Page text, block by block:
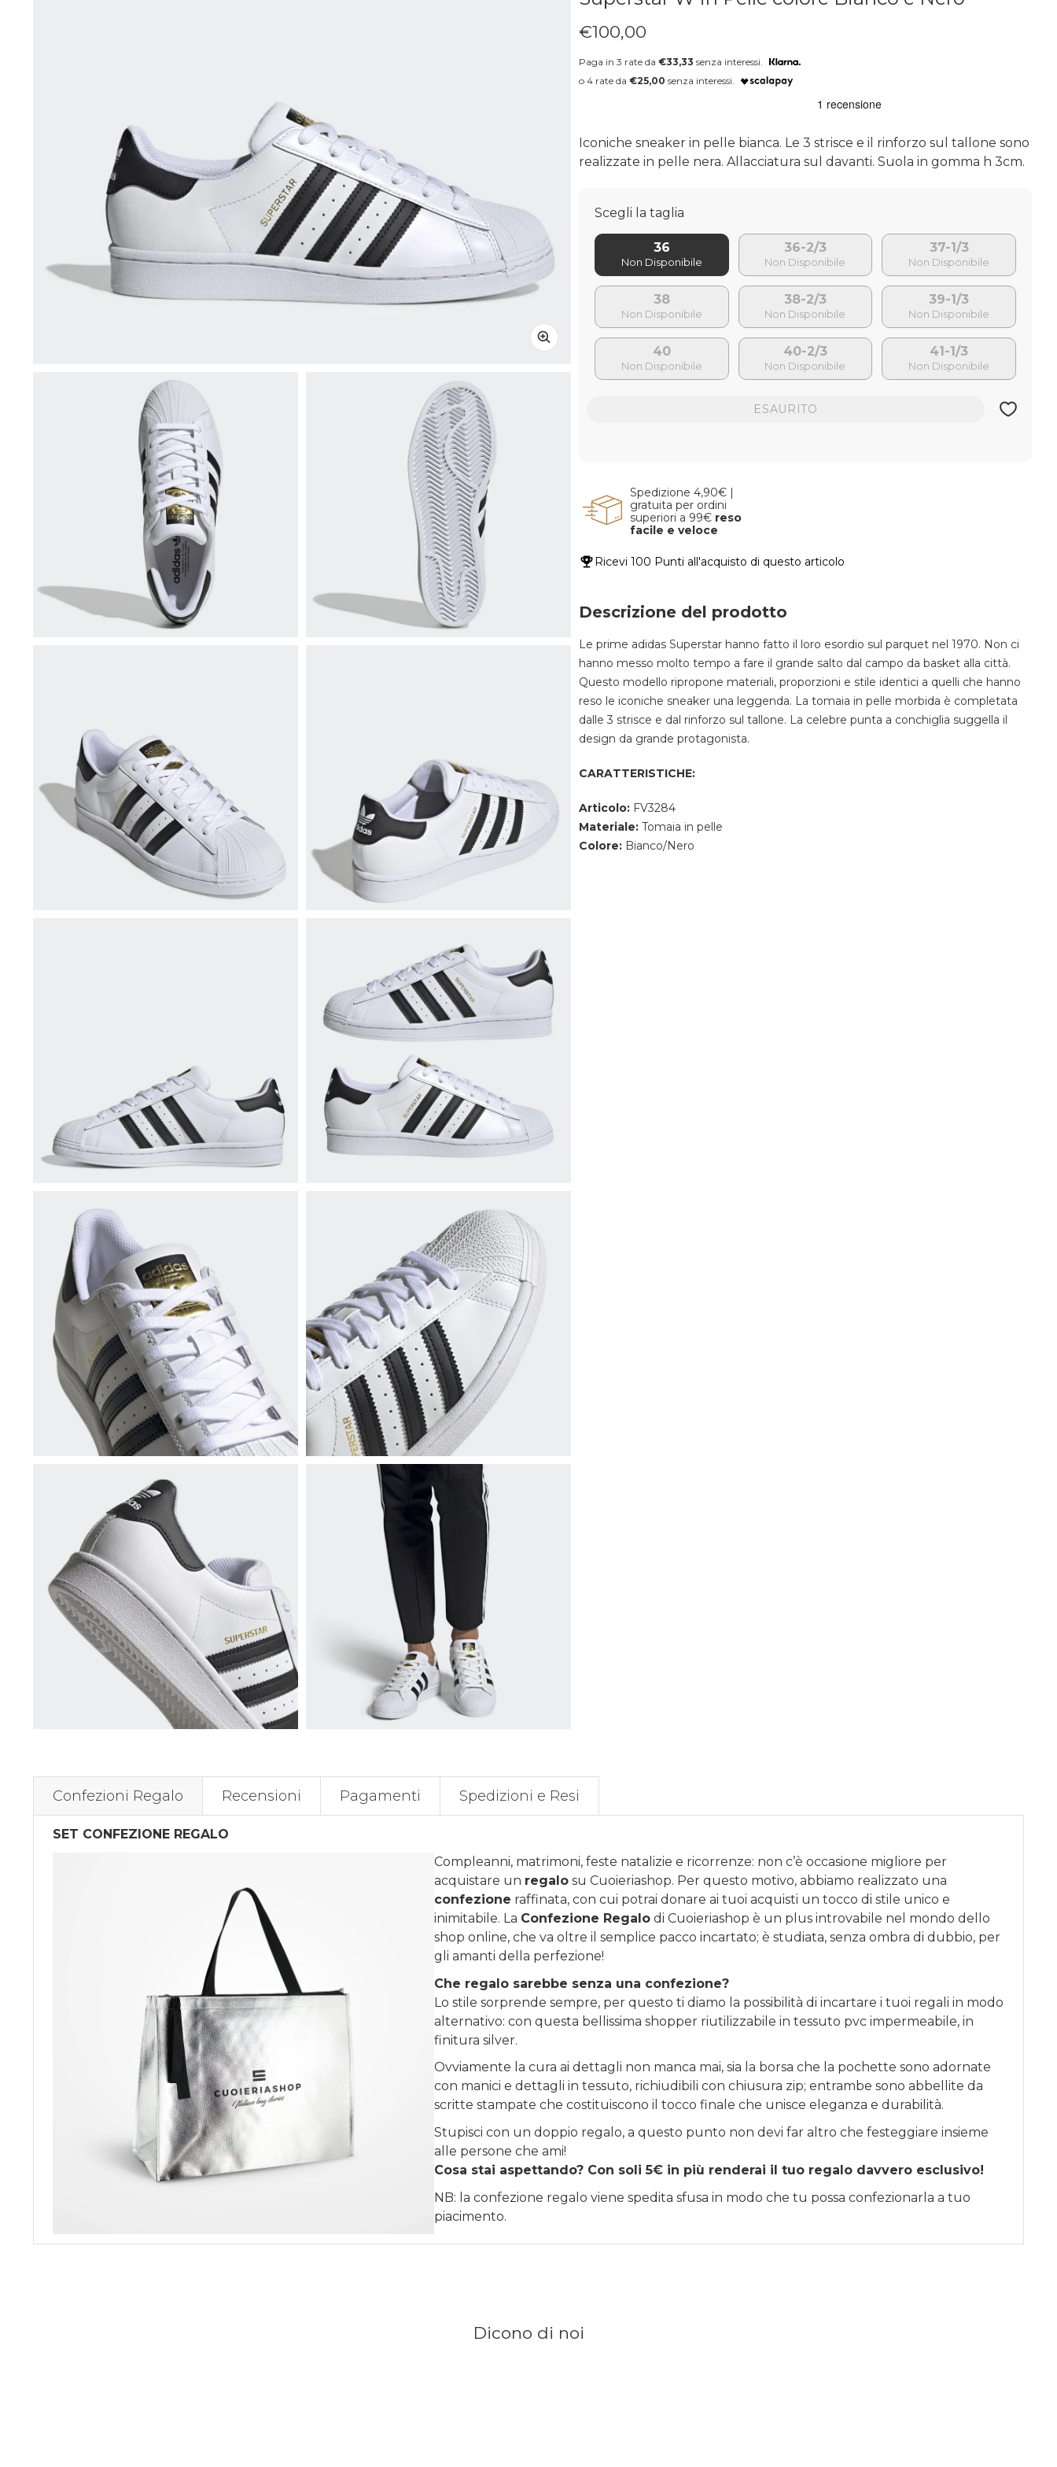
Prezzo regolare
€100,00
Paga in 3 rate da €33,33 senza interessi.
o 4 rate da €25,00 senza interessi.
Iconiche sneaker in pelle bianca. Le 3 strisce e il rinforzo sul tallone sono
realizzate in pelle nera. Allacciatura sul davanti. Suola in gomma h 3cm.
Scegli la taglia
36 36-2/3 37-1/3
38 38-2/3 39-1/3
40 40-2/3 41-1/3
ESAURITO
Spedizione 4,90€ |
gratuita per ordini
superiori a 99€ reso
facile e veloce
Ricevi 100 Punti all'acquisto di questo articolo
Descrizione del prodotto
Le prime adidas Superstar hanno fatto il loro esordio sul parquet nel 1970. Non ci
hanno messo molto tempo a fare il grande salto dal campo da basket alla città.
Questo modello ripropone materiali, proporzioni e stile identici a quelli che hanno
reso le iconiche sneaker una leggenda. La tomaia in pelle morbida è completata
dalle 3 strisce e dal rinforzo sul tallone. La celebre punta a conchiglia suggella il
design da grande protagonista.
CARATTERISTICHE:
Articolo: FV3284
Materiale: Tomaia in pelle
Colore: Bianco/Nero
Confezioni Regalo Recensioni Pagamenti Spedizioni e Resi
SET CONFEZIONE REGALO
Compleanni, matrimoni, feste natalizie e ricorrenze: non c’è occasione migliore per
acquistare un regalo su Cuoieriashop. Per questo motivo, abbiamo realizzato una
confezione raffinata, con cui potrai donare ai tuoi acquisti un tocco di stile unico e
inimitabile. La Confezione Regalo di Cuoieriashop è un plus introvabile nel mondo dello
shop online, che va oltre il semplice pacco incartato; è studiata, senza ombra di dubbio, per
gli amanti della perfezione!
Che regalo sarebbe senza una confezione?
Lo stile sorprende sempre, per questo ti diamo la possibilità di incartare i tuoi regali in modo
alternativo: con questa bellissima shopper riutilizzabile in tessuto pvc impermeabile, in
finitura silver.
Ovviamente la cura ai dettagli non manca mai, sia la borsa che la pochette sono adornate
con manici e dettagli in tessuto, richiudibili con chiusura zip; entrambe sono abbellite da
scritte stampate che costituiscono il tocco finale che unisce eleganza e durabilità.
Stupisci con un doppio regalo, a questo punto non devi far altro che festeggiare insieme
alle persone che ami!
Cosa stai aspettando? Con soli 5€ in più renderai il tuo regalo davvero esclusivo!
NB: la confezione regalo viene spedita sfusa in modo che tu possa confezionarla a tuo
piacimento.
Dicono di noi